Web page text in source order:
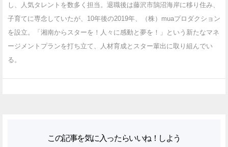
し、人気タレントを数多く担当。退職後は藤沢市鵠沼海岸に移り住み、
子育てに専念していたが、10年後の2019年、（株）muaプロダクション
を設立。「湘南からスターを！人々に感動と夢を！」という新たなマネ
ージメントプランを打ち立て、人材育成とスター輩出に取り組んでい
る。
この記事を気に入ったらいいね！しよう